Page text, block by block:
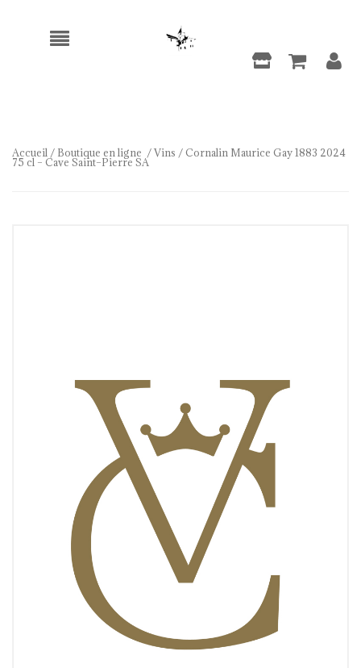
Accueil / Boutique en ligne /Vins / Cornalin Maurice Gay 1883 2024
75 cl – Cave Saint–Pierre SA